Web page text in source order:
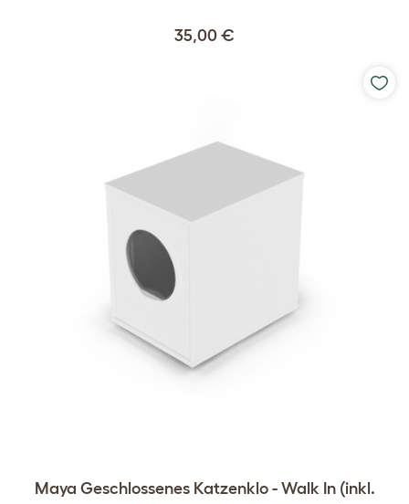
35,00 €
Maya Geschlossenes Katzenklo - Walk In (inkl.